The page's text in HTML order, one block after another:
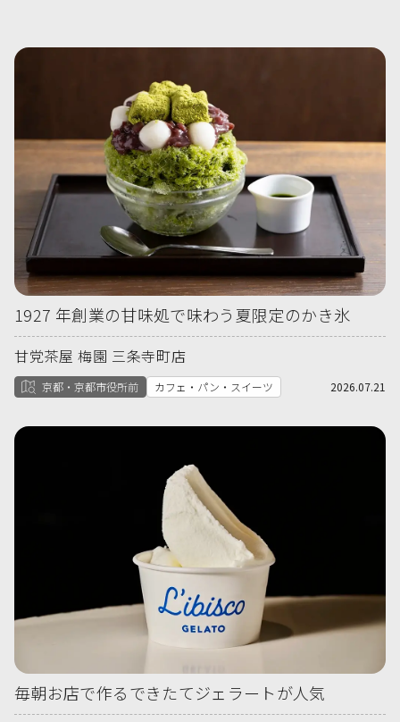
1927 年創業の甘味処で味わう夏限定のかき氷
甘党茶屋 梅園 三条寺町店
京都・京都市役所前 カフェ・パン・スイーツ 2026.07.21
毎朝お店で作るできたてジェラートが人気